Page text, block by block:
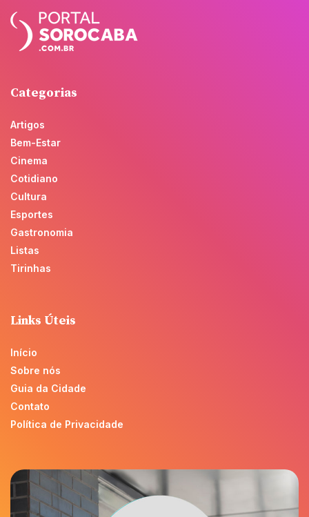
Categorias
Artigos
Bem-Estar
Cinema
Cotidiano
Cultura
Esportes
Gastronomia
Listas
Tirinhas
Links Úteis
Início
Sobre nós
Guia da Cidade
Contato
Política de Privacidade